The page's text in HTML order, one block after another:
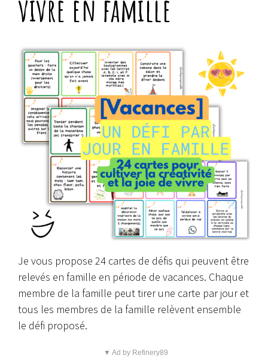
vivre en famille
Je vous propose 24 cartes de défis qui peuvent être
relevés en famille en période de vacances. Chaque
membre de la famille peut tirer une carte par jour et
tous les membres de la famille relèvent ensemble
le défi proposé.
▼ Ad by Refinery89